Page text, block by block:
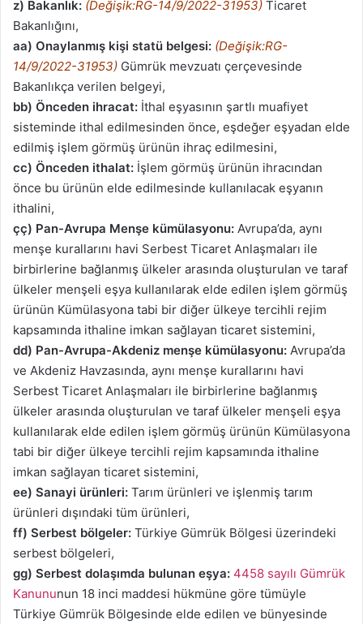
z) Bakanlık: (Değişik:RG-14/9/2022-31953) Ticaret
Bakanlığını,
aa) Onaylanmış kişi statü belgesi: (Değişik:RG-
14/9/2022-31953) Gümrük mevzuatı çerçevesinde
Bakanlıkça verilen belgeyi,
bb) Önceden ihracat: İthal eşyasının şartlı muafiyet
sisteminde ithal edilmesinden önce, eşdeğer eşyadan elde
edilmiş işlem görmüş ürünün ihraç edilmesini,
cc) Önceden ithalat: İşlem görmüş ürünün ihracından
önce bu ürünün elde edilmesinde kullanılacak eşyanın
ithalini,
çç) Pan-Avrupa Menşe kümülasyonu: Avrupa’da, aynı
menşe kurallarını havi Serbest Ticaret Anlaşmaları ile
birbirlerine bağlanmış ülkeler arasında oluşturulan ve taraf
ülkeler menşeli eşya kullanılarak elde edilen işlem görmüş
ürünün Kümülasyona tabi bir diğer ülkeye tercihli rejim
kapsamında ithaline imkan sağlayan ticaret sistemini,
dd) Pan-Avrupa-Akdeniz menşe kümülasyonu: Avrupa’da
ve Akdeniz Havzasında, aynı menşe kurallarını havi
Serbest Ticaret Anlaşmaları ile birbirlerine bağlanmış
ülkeler arasında oluşturulan ve taraf ülkeler menşeli eşya
kullanılarak elde edilen işlem görmüş ürünün Kümülasyona
tabi bir diğer ülkeye tercihli rejim kapsamında ithaline
imkan sağlayan ticaret sistemini,
ee) Sanayi ürünleri: Tarım ürünleri ve işlenmiş tarım
ürünleri dışındaki tüm ürünleri,
ff) Serbest bölgeler: Türkiye Gümrük Bölgesi üzerindeki
serbest bölgeleri,
gg) Serbest dolaşımda bulunan eşya: 4458 sayılı Gümrük
Kanununun 18 inci maddesi hükmüne göre tümüyle
Türkiye Gümrük Bölgesinde elde edilen ve bünyesinde